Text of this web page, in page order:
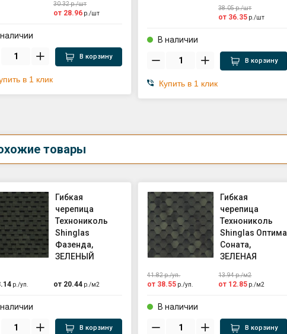
30.32р./шт
от 28.96 р./шт
В корзину
в 1 клик
38.05р./шт
от 36.35 р./шт
В наличии
В корзину
Купить в 1 клик
товары
Гибкая
черепица
Технониколь
Shinglas
Фазенда,
ЗЕЛЕНЫЙ
р./уп. от 20.44 р./м2
В корзину
Гибкая
черепица
Технониколь
Shinglas Оптима
Соната,
ЗЕЛЕНАЯ
41.82р./уп.
от 38.55 р./уп.
13.94р./м2
от 12.85 р./м2
В наличии
В корзину